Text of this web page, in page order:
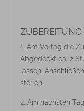
ZUBEREITUNG
Am Vortag die
Abgedeckt ca. 2
lassen.
stellen.
Am nächsten